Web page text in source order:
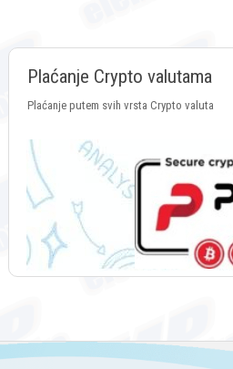
Plaćanje Crypto valutama
Plaćanje putem svih vrsta Crypto valuta